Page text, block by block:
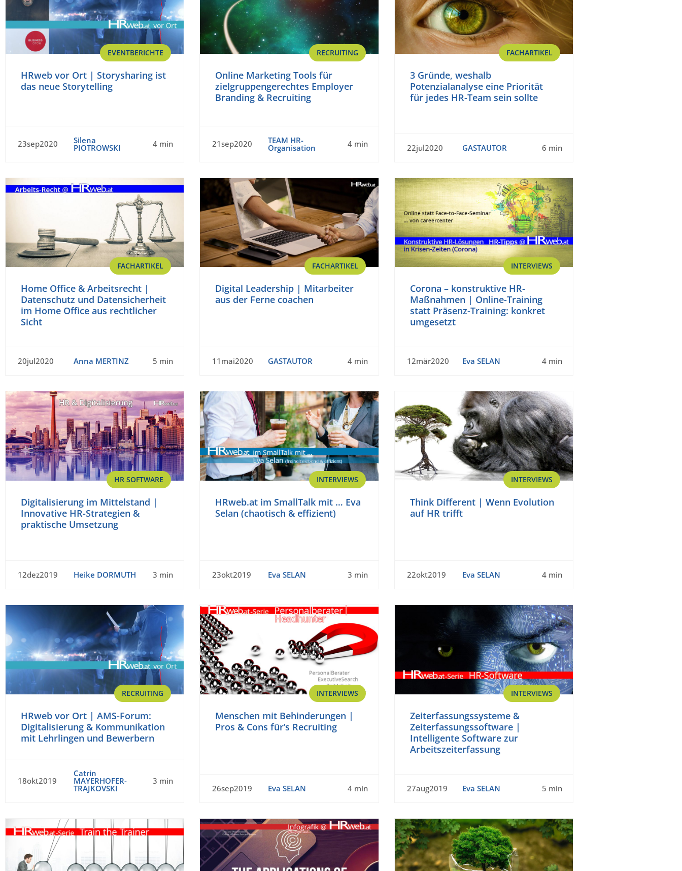
EVENTBERICHTE
HRweb vor Ort | Storysharing ist
das neue Storytelling
23sep2020 Silena
PIOTROWSKI 4 min
RECRUITING
Online Marketing Tools für
zielgruppengerechtes Employer
Branding & Recruiting
21sep2020 TEAM HR-
Organisation 4 min
FACHARTIKEL
3 Gründe, weshalb
Potenzialanalyse eine Priorität
für jedes HR-Team sein sollte
22jul2020 GASTAUTOR 6 min
FACHARTIKEL
Home Office & Arbeitsrecht |
Datenschutz und Datensicherheit
im Home Office aus rechtlicher
Sicht
20jul2020 Anna MERTINZ 5 min
FACHARTIKEL
Digital Leadership | Mitarbeiter
aus der Ferne coachen
11mai2020 GASTAUTOR 4 min
INTERVIEWS
Corona – konstruktive HR-
Maßnahmen | Online-Training
statt Präsenz-Training: konkret
umgesetzt
12mär2020 Eva SELAN 4 min
HR SOFTWARE
Digitalisierung im Mittelstand |
Innovative HR-Strategien &
praktische Umsetzung
12dez2019 Heike DORMUTH 3 min
INTERVIEWS
HRweb.at im SmallTalk mit … Eva
Selan (chaotisch & effizient)
23okt2019 Eva SELAN 3 min
INTERVIEWS
Think Different | Wenn Evolution
auf HR trifft
22okt2019 Eva SELAN 4 min
RECRUITING
HRweb vor Ort | AMS-Forum:
Digitalisierung & Kommunikation
mit Lehrlingen und Bewerbern
18okt2019
Catrin
MAYERHOFER-
TRAJKOVSKI
3 min
INTERVIEWS
Menschen mit Behinderungen |
Pros & Cons für’s Recruiting
26sep2019 Eva SELAN 4 min
INTERVIEWS
Zeiterfassungssysteme &
Zeiterfassungssoftware |
Intelligente Software zur
Arbeitszeiterfassung
27aug2019 Eva SELAN 5 min